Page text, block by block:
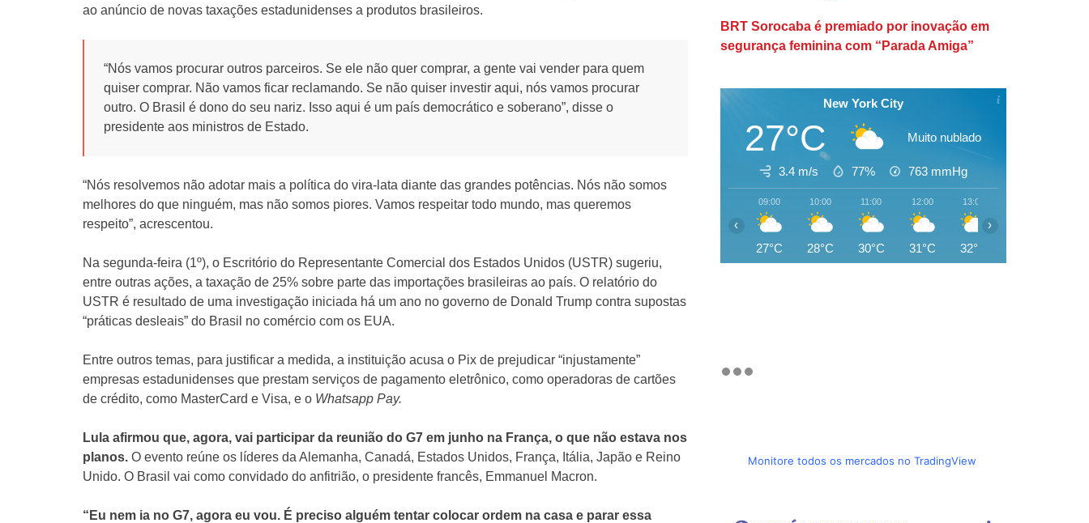
ao anúncio de novas taxações estadunidenses a produtos brasileiros.
“Nós vamos procurar outros parceiros. Se ele não quer comprar, a gente vai vender para quem
quiser comprar. Não vamos ficar reclamando. Se não quiser investir aqui, nós vamos procurar
outro. O Brasil é dono do seu nariz. Isso aqui é um país democrático e soberano”, disse o
presidente aos ministros de Estado.
“Nós resolvemos não adotar mais a política do vira-lata diante das grandes potências. Nós não somos
melhores do que ninguém, mas não somos piores. Vamos respeitar todo mundo, mas queremos
respeito”, acrescentou.
Na segunda-feira (1º), o Escritório do Representante Comercial dos Estados Unidos (USTR) sugeriu,
entre outras ações, a taxação de 25% sobre parte das importações brasileiras ao país. O relatório do
USTR é resultado de uma investigação iniciada há um ano no governo de Donald Trump contra supostas
“práticas desleais” do Brasil no comércio com os EUA.
Entre outros temas, para justificar a medida, a instituição acusa o Pix de prejudicar “injustamente”
empresas estadunidenses que prestam serviços de pagamento eletrônico, como operadoras de cartões
de crédito, como MasterCard e Visa, e o Whatsapp Pay.
Lula afirmou que, agora, vai participar da reunião do G7 em junho na França, o que não estava nos
planos. O evento reúne os líderes da Alemanha, Canadá, Estados Unidos, França, Itália, Japão e Reino
Unido. O Brasil vai como convidado do anfitrião, o presidente francês, Emmanuel Macron.
“Eu nem ia no G7, agora eu vou. É preciso alguém tentar colocar ordem na casa e parar essa
BRT Sorocaba é premiado por inovação em
segurança feminina com “Parada Amiga”
New York City
27°C Muito nublado
3.4 m/s 77% 763 mmHg
09:00
27°C
10:00
28°C
11:00
30°C
12:00
31°C
13:00
32°C
‹ ›
Monitore todos os mercados no TradingView